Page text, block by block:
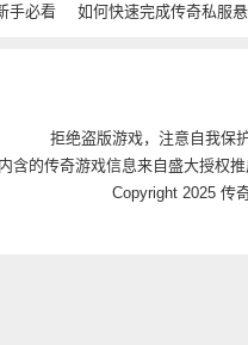
手必看
如何快速完成传奇私服
拒绝盗版游戏，注意自我保
含的传奇游戏信息来自盛大授权
Copyright 2025 传